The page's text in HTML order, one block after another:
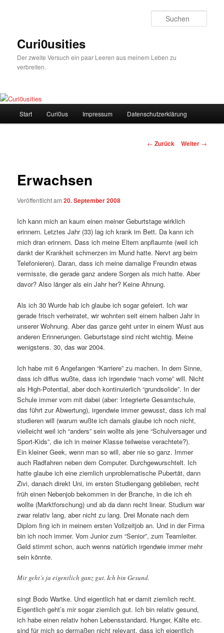
Curi0usities
Der zweite Versuch ein paar Leeren aus meinem Leben zu
verbreiten.
Start Curi0us Impressum Datenschutzerklärung
Beitrags-
← Zurück Weiter →
Erwachsen
Veröffentlicht am20. September 2008
Ich kann mich an kaum einen meiner Geburtstage wirklich
erinnern. Letztes Jahr (33) lag ich krank im Bett. Da kann ich
mich dran erinnern. Dass ich meine Eltern anpflaumte (weil ich
dankt der Krankheit schmerzen im Mund hatte. Nervt arg beim
Telefonieren). Daran, dass ich meine damalige Freundin etwas
vermisste, die gerade ganz andere Sorgen als mich hatte. Aber
davor? Also länger als ein Jahr her? Keine Ahnung.
Als ich 30 Wurde hab ich glaube ich sogar gefeiert. Ich war
gerade frisch verheiratet, wir wohnten seit einem halben Jahr in
unserer Wohnung. Aber das ganze geht unter in einem Wust aus
anderen Erinnerungen. Geburtstage sind nicht wichtig. Meine
wenigstens. 30, das war 2004.
Ich habe mit 6 Angefangen “Karriere” zu machen. In dem Sinne,
dass ich diffus wußte, dass ich irgendwie “nach vorne” will. Nicht
als High-Potential, aber doch kontinuierlich “grundsolide”. In der
Schule immer vorn mit dabei (aber: Integrierte Gesamtschule,
das führt zur Abwertung), irgendwie immer gewusst, dass ich mal
studieren will (warum wußte ich damals glaube ich noch nicht,
vielleicht weil ich “anders” sein wollte als jene “Schulversager und
Sport-Kids”, die ich in meiner Klasse teilweise verachtete?).
Ein kleiner Geek, wenn man so will, aber nie so ganz. Immer
auch Radfahren neben dem Computer. Durchgewurschtelt. Ich
hatte glaube ich eine ziemlich unproblematische Pubertät, dann
Zivi, danach direkt Uni, im ersten Studiengang geblieben, recht
früh einen Nebenjob bekommen in der Branche, in die ich eh
wollte (Marktforschung) und ab da dann recht linear. Studium war
zwar relativ lang, aber nicht zu lang. Drei Monate nach dem
Diplom fing ich in meinem ersten Vollzeitjob an. Und in der Firma
bin ich noch immer. Vom Junior zum “Senior”, zum Teamleiter.
Geld stimmt schon, auch wenns natürlich irgendwie immer mehr
sein könnte.
Mir geht’s ja eigentlich ganz gut. Ich bin Gesund.
singt Bodo Wartke. Und eigentlich hat er damit ziemlich recht.
Eigentlich geht’s mir sogar ziemlich gut. Ich bin relativ gesund,
ich habe einen relativ hohen Lebensstandard. Hunger, Kälte etc.
sind für mich so dermaßen nicht relevant, dass ich eigentlich